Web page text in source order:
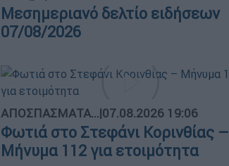
Μεσημεριανό δελτίο ειδήσεων
07/08/2026
ΑΠΟΣΠΑΣΜΑΤΑ...|07.08.2026 19:06
Φωτιά στο Στεφάνι Κορινθίας –
Μήνυμα 112 για ετοιμότητα